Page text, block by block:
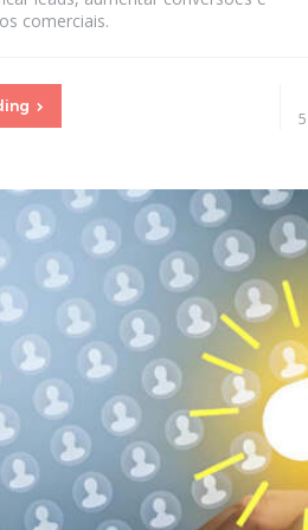
comerciais.